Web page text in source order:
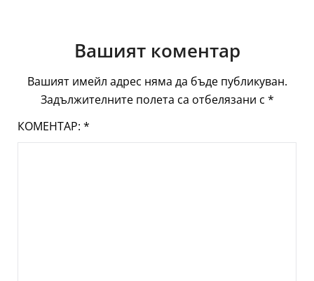
Вашият коментар
Вашият имейл адрес няма да бъде публикуван.
Задължителните полета са отбелязани с *
КОМЕНТАР: *